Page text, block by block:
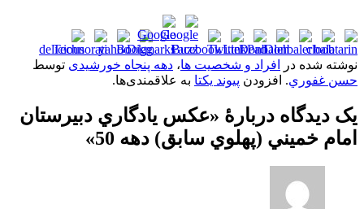
نوشته شده در افراد و شخصیت ها، دهه پنجاه خورشیدی توسط
حسن غفوري. افزودن پیوند یکتا به علاقمندی‌ها.
یک دیدگاه دربارهٔ «عکس يادگاري دبيرستان
امام خميني (پهلوي سابق)​ دهه 50
»